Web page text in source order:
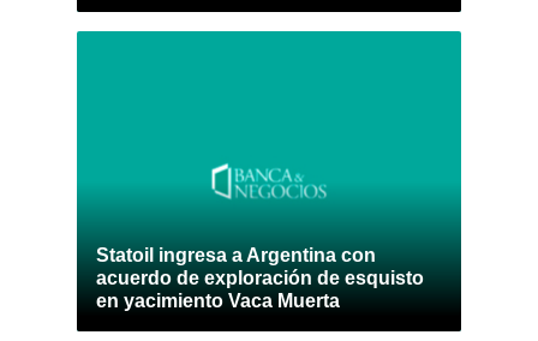
Statoil ingresa a Argentina con
acuerdo de exploración de esquisto
en yacimiento Vaca Muerta